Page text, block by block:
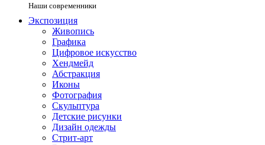
Наши современники
Экспозиция
Живопись
Графика
Цифровое искусство
Хендмейд
Абстракция
Иконы
Фотография
Скульптура
Детские рисунки
Дизайн одежды
Стрит-арт